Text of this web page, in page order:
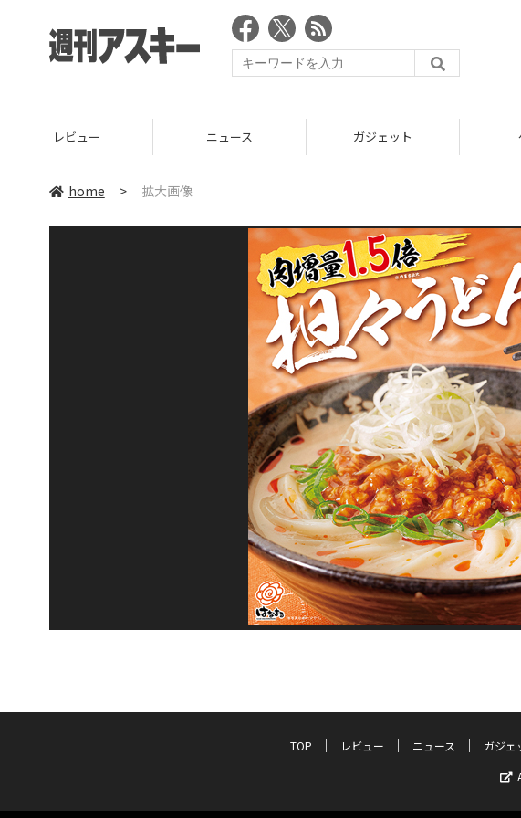
レビュー ニュース ガジェット
home > 拡大画像
TOP レビュー ニュース ガジェ